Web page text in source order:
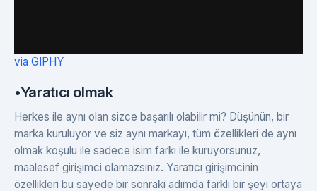
via GIPHY
•Yaratıcı olmak
Herkes ile aynı olan sizce başarılı olabilir mi? Düşünün, bir
marka kuruluyor ve siz aynı markayı, tüm özellikleri de aynı
olmak koşulu ile sadece isim farkı ile kuruyorsunuz,
maalesef girişimci olamazsınız. Yaratıcı girişimcinin
özellikleri bu sayede bir sonraki adımda farklı bir şeyi ortaya